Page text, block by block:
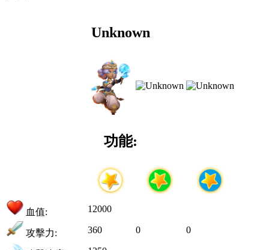
Unknown
功能:
血值: 12000
攻擊力: 360 0 0